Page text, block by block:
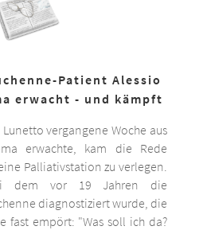
Patient Alessio
erwacht - und kämpft
Lunetto vergangene Woche aus
erwachte, kam die Rede
Palliativstation zu verlegen.
dem vor 19 Jahren die
diagnostiziert wurde, die
fast empört: "Was soll ich da?